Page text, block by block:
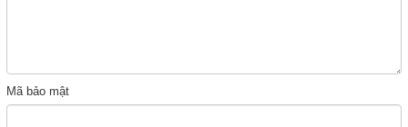
Mã bảo mật